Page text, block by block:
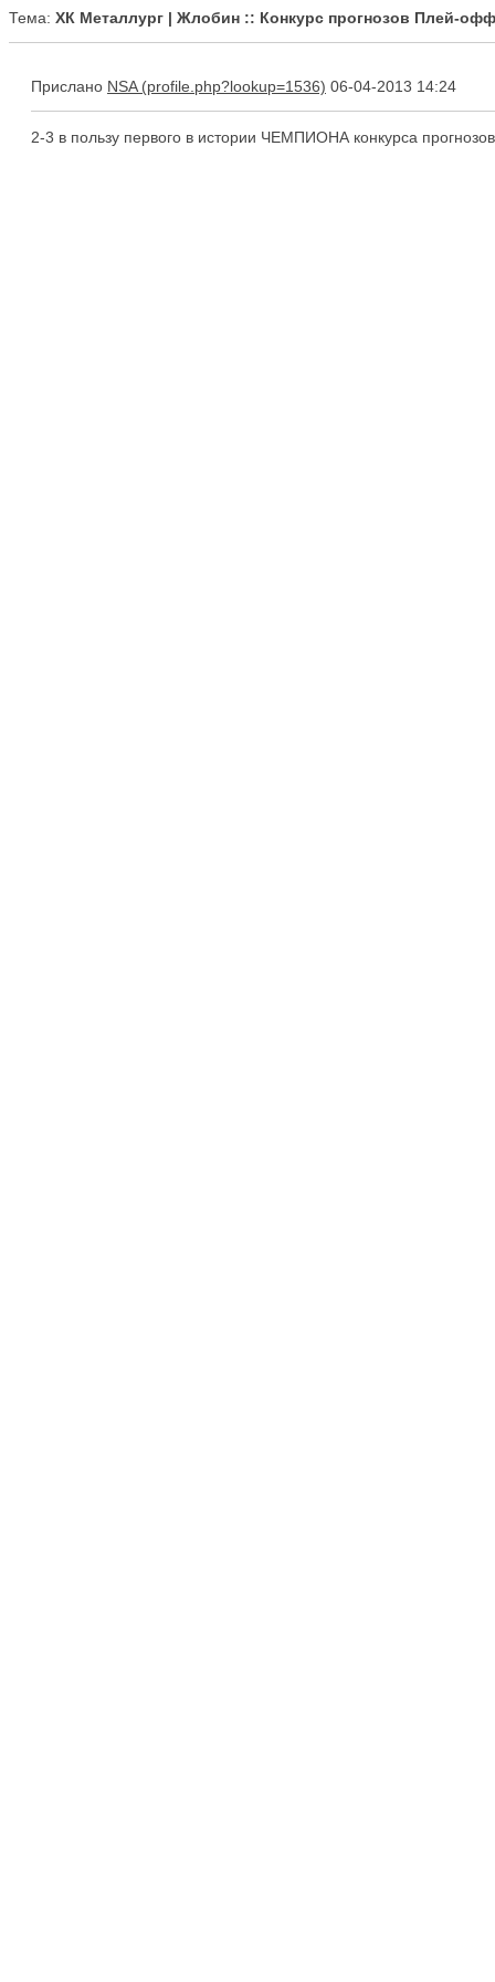
Тема: ХК Металлург | Жлобин :: Конкурс прогнозов Плей-
Прислано NSA 06-04-2013 14:24
2-3 в пользу первого в истории ЧЕМПИОНА конкурса